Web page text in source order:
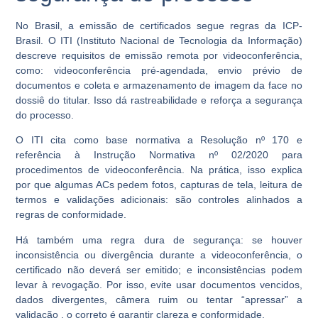
No Brasil, a emissão de certificados segue regras da ICP-
Brasil. O ITI (Instituto Nacional de Tecnologia da Informação)
descreve requisitos de emissão remota por videoconferência,
como:videoconferência pré-agendada ,envio prévio de
documentos e coleta e armazenamento de imagem da face no
dossiê do titular. Isso dá rastreabilidade e reforça a segurança
do processo.
O ITI cita como base normativa a Resolução nº 170 e
referência à Instrução Normativa nº 02/2020para
procedimentos de videoconferência. Na prática, isso explica
por que algumas ACs pedem fotos, capturas de tela, leitura de
termos e validações adicionais: são controles alinhados a
regras de conformidade.
Há também uma regra dura de segurança: se houver
inconsistência ou divergência durante a videoconferência, o
certificado não deverá ser emitido; e inconsistências podem
levar à revogação. Por isso, evite usar documentos vencidos,
dados divergentes, câmera ruim ou tentar “apressar” a
validação , o correto é garantir clareza e conformidade.